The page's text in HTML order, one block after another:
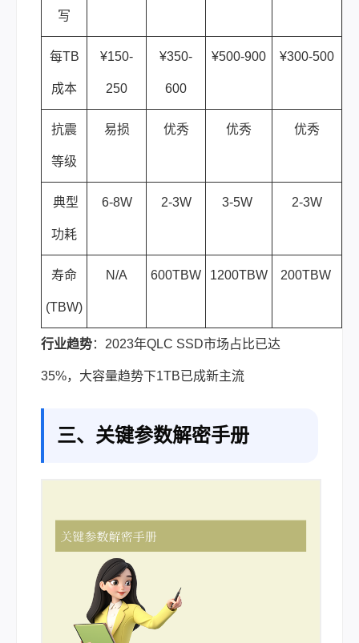
写
每TB
成本
¥150-
250
¥350-
600
¥500-900 ¥300-500
抗震
等级
易损 优秀 优秀 优秀
典型
功耗
6-8W 2-3W 3-5W 2-3W
寿命
(TBW)
N/A 600TBW 1200TBW 200TBW
行业趋势：2023年QLC SSD市场占比已达
35%，大容量趋势下1TB已成新主流
三、关键参数解密手册